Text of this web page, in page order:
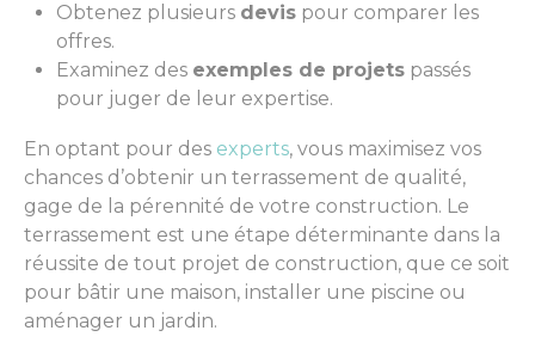
Obtenez plusieurs devis pour comparer les
offres.
Examinez des exemples de projets passés
pour juger de leur expertise.
En optant pour des experts, vous maximisez vos
chances d’obtenir un terrassement de qualité,
gage de la pérennité de votre construction. Le
terrassement est une étape déterminante dans la
réussite de tout projet de construction, que ce soit
pour bâtir une maison, installer une piscine ou
aménager un jardin.